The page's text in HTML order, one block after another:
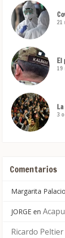
21
El
19
3
Comentarios
Margarita
JORGE en
Ricardo Peltier